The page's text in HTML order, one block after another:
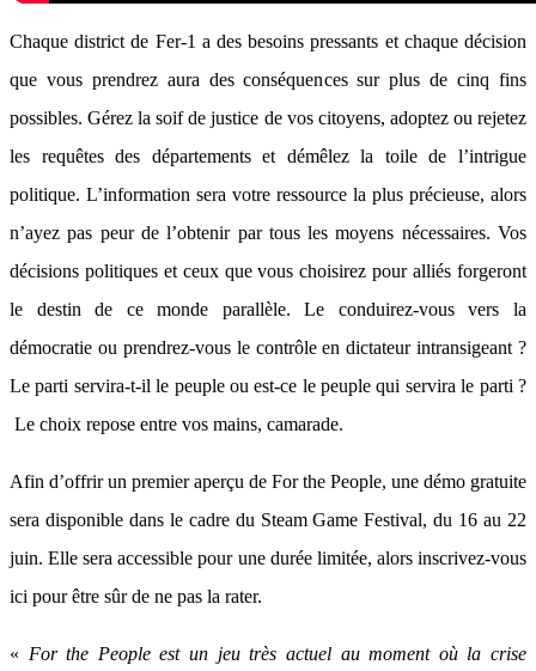
Chaque district de Fer-1 a des besoins pressants et chaque décision
que vous prendrez aura des conséquences sur plus de cinq fins
possibles. Gérez la soif de justice de vos citoyens, adoptez ou rejetez
les requêtes des départements et démêlez la toile de l’intrigue
politique. L’information sera votre ressource la plus précieuse, alors
n’ayez pas peur de l’obtenir par tous les moyens nécessaires. Vos
décisions politiques et ceux que vous choisirez pour alliés forgeront
le destin de ce monde parallèle. Le conduirez-vous vers la
démocratie ou prendrez-vous le contrôle en dictateur intransigeant ?
Le parti servira-t-il le peuple ou est-ce le peuple qui servira le parti ?
Le choix repose entre vos mains, camarade.
Afin d’offrir un premier aperçu de For the People, une démo gratuite
sera disponible dans le cadre du Steam Game Festival, du 16 au 22
juin. Elle sera accessible pour une durée limitée, alors inscrivez-vous
ici pour être sûr de ne pas la rater.
« For the People est un jeu très actuel au moment où la crise